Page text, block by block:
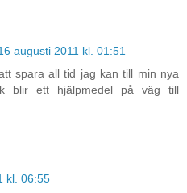
augusti 2011 kl. 01:51
spara all tid jag kan till min nya
blir ett hjälpmedel på väg till
kl. 06:55